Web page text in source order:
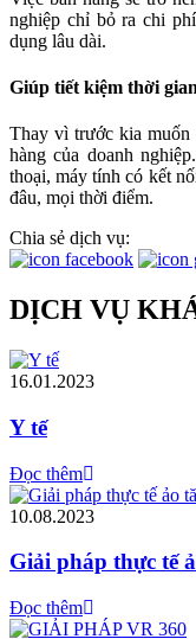
nghiệp chỉ bỏ ra chi
dụng lâu dài.
Giúp tiết kiệm thời
Thay vì trước kia muốn
hàng của doanh
thoại, máy tính có kết
đâu, mọi thời điểm.
Chia sẻ dịch vụ:
DỊCH VỤ
16.01.2023
Y tế
Đọc thêm
10.08.2023
Giải pháp thực tế
Đọc thêm